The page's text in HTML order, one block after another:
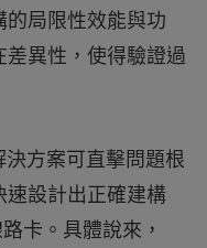
局限性效能與功
異性，使得驗證過
方案可直擊問題根
設計出正確建構
卡。具體說來，